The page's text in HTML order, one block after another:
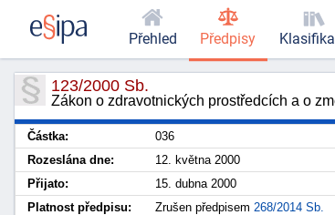
123/2000 Sb.
Zákon o zdravotnických prostředcích a o
Částka: 036
Rozeslána dne:
12. května 2000
Přijato:
15. dubna 2000
Platnost předpisu:
Zrušen předpisem 268/2014 Sb.
Přehled Předpisy